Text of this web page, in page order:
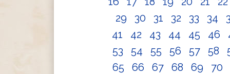
29
30 31 32 33 34
41
42 43 44 45 46
53
54 55 56 57 58
65
66 67 68 69 70